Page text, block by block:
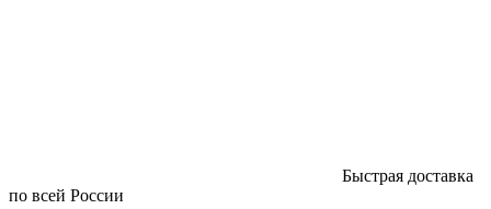
Быстрая доставка
по всей России